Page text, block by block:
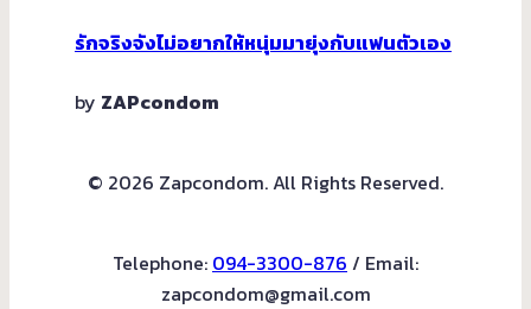
รักจริงจังไม่อยากให้หนุ่มมายุ่งกับแฟนตัวเอง
by ZAPcondom
© 2026 Zapcondom. All Rights Reserved.
Telephone: 094-3300-876 / Email:
zapcondom@gmail.com